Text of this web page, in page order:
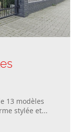
13 modèles
stylée et...